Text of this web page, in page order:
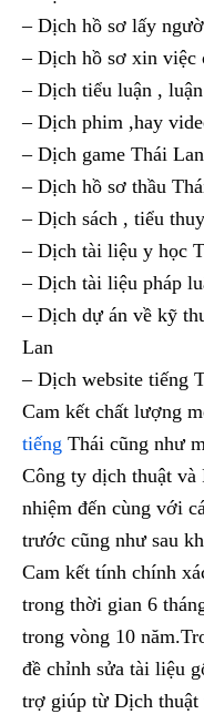
– Dịch hồ sơ lấy
– Dịch hồ sơ xin việc
– Dịch tiểu luận ,
– Dịch phim ,hay
– Dịch game Thái Lan
– Dịch hồ sơ thầu
– Dịch sách , tiểu
– Dịch tài liệu y học
– Dịch tài liệu pháp
– Dịch dự án về kỹ
Lan
– Dịch website tiếng
Cam kết chất lượng
tiếng Thái cũng như
Công ty dịch thuật và
nhiệm đến cùng với
trước cũng như sau
Cam kết tính chính
trong thời gian 6
trong vòng 10
đề chỉnh sửa tài liệu
trợ giúp từ Dịch thuật